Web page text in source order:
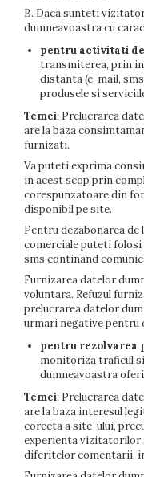
B. Daca sunteti
dumneavoastra cu
pentru activitati
transmiterea, prin
distanta (e-mail,
produsele si
Temei: Prelucrarea
are la baza
furnizati.
Va puteti exprima
in acest scop prin
corespunzatoare din
disponibil pe site.
Pentru dezabonarea
comerciale puteti
sms continand
Furnizarea datelor
voluntara. Refuzul
prelucrarea datelor
urmari negative pentru
pentru rezolvarea
monitoriza traficul
dumneavoastra
Temei: Prelucrarea
are la baza interesul
corecta a site-ului,
experienta vizitatorilor
diferitelor comentarii,